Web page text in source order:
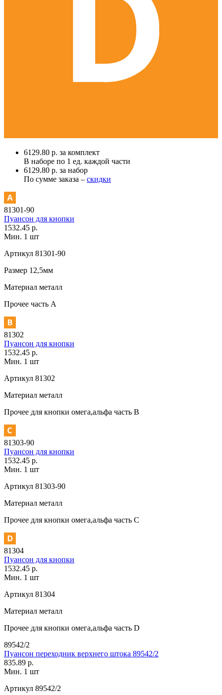
6129.80 р. за комплект
В наборе по 1 ед. каждой части
6129.80 р. за набор
По сумме заказа – скидки
81301-90
Пуансон для кнопки
1532.45 р.
Мин. 1 шт
Артикул 81301-90
Размер 12,5мм
Материал металл
Прочее часть A
81302
Пуансон для кнопки
1532.45 р.
Мин. 1 шт
Артикул 81302
Материал металл
Прочее для кнопки омега,альфа часть В
81303-90
Пуансон для кнопки
1532.45 р.
Мин. 1 шт
Артикул 81303-90
Материал металл
Прочее для кнопки омега,альфа часть С
81304
Пуансон для кнопки
1532.45 р.
Мин. 1 шт
Артикул 81304
Материал металл
Прочее для кнопки омега,альфа часть D
89542/2
Пуансон переходник верхнего штока 89542/2
835.89 р.
Мин. 1 шт
Артикул 89542/2